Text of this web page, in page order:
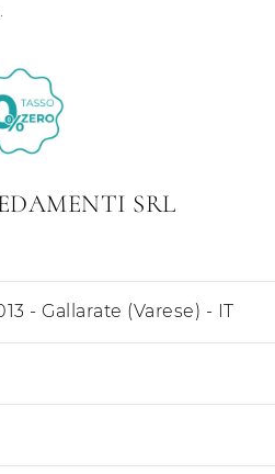
SRL
- Gallarate (Varese) - IT